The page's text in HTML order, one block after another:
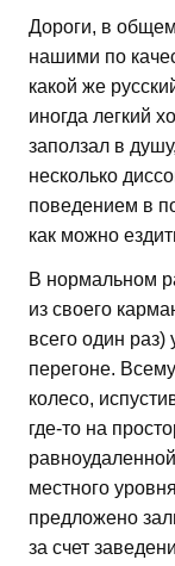
Дороги, в
нашими по
какой же
иногда легкий
заползал в
несколько
поведением в
как можно
В нормальном
из своего
всего один
перегоне.
колесо,
где-то на
местного
предложено
за счет